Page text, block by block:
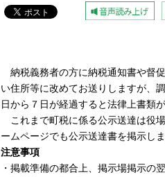
納税義務者の方に納税通知書や督
い住所等に改めてお送りしますが、
日から７日が経過すると法律上書類
これまで町税に係る公示送達は役
ームページでも公示送達書を掲示
注意事項
・掲載準備の都合上、掲示場掲示の